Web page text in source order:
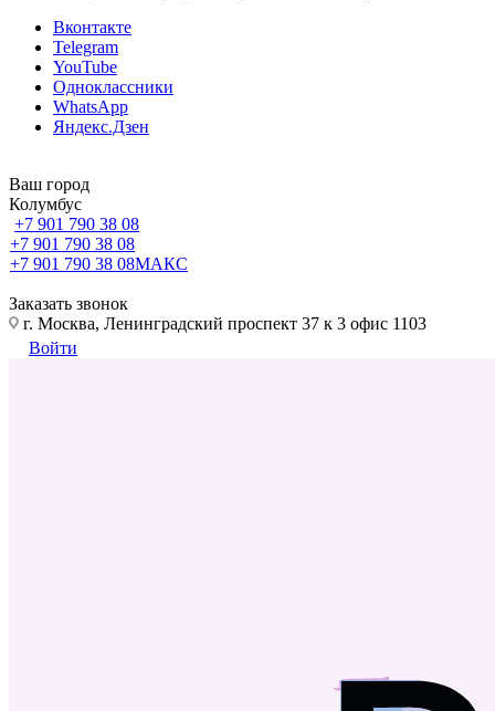
Вконтакте
Telegram
YouTube
Одноклассники
WhatsApp
Яндекс.Дзен
Ваш город
Колумбус
+7 901 790 38 08
+7 901 790 38 08
+7 901 790 38 08МАКС
Заказать звонок
г. Москва, Ленинградский проспект 37 к 3 офис 1103
Войти